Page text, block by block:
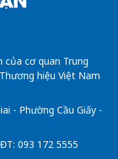
của cơ quan Trung
hiệu Việt Nam
- Phường Cầu Giấy -
093 172 5555